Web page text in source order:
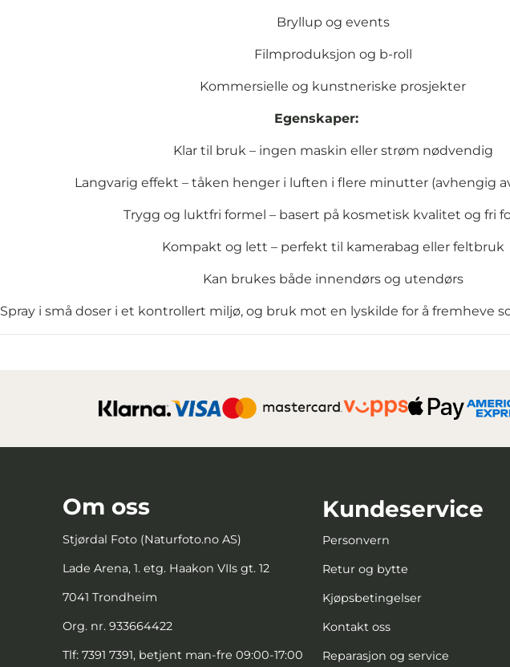
Bryllup og events
Filmproduksjon og b-roll
Kommersielle og kunstneriske prosjekter
Egenskaper:
Klar til bruk – ingen maskin eller strøm nødvendig
Langvarig effekt – tåken henger i luften i flere minutter (avhengig
Trygg og luktfri formel – basert på kosmetisk kvalitet og fri
Kompakt og lett – perfekt til kamerabag eller feltbruk
Kan brukes både innendørs og utendørs
Spray i små doser i et kontrollert miljø, og bruk mot en lyskilde for å fremheve
Om oss
Stjørdal Foto (Naturfoto.no AS)
Lade Arena, 1. etg. Haakon VIIs gt. 12
7041 Trondheim
Org. nr. 933664422
Tlf: 7391 7391, betjent man-fre 09:00-17:00
Kundeservice
Personvern
Retur og bytte
Kjøpsbetingelser
Kontakt oss
Reparasjon og service